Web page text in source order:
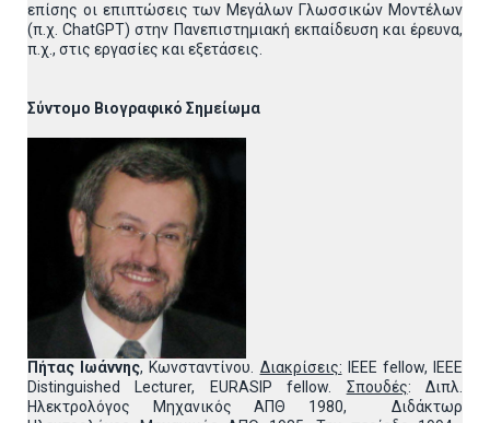
επίσης οι επιπτώσεις των Μεγάλων Γλωσσικών Μοντέλων
(π.χ. ChatGPT) στην Πανεπιστημιακή εκπαίδευση και έρευνα,
π.χ., στις εργασίες και εξετάσεις.
Σύντομο Βιογραφικό Σημείωμα
Πήτας Ιωάννης, Κωνσταντίνου. Διακρίσεις: IEEE fellow, IEEE
Distinguished Lecturer, EURASIP fellow. Σπουδές: Διπλ.
Ηλεκτρολόγος Μηχανικός ΑΠΘ 1980, Διδάκτωρ